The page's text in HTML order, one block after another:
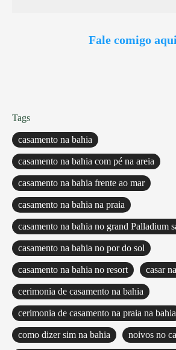
Fale comigo
Tags
casamento na bahia
casamento na bahia com pé na areia
casamento na bahia frente ao mar
casamento na bahia na praia
casamento na bahia no grand Palladium
casamento na bahia no por do sol
casamento na bahia no resort casar
cerimonia de casamento na bahia
cerimonia de casamento na praia na bahia
como dizer sim na bahia noivos no